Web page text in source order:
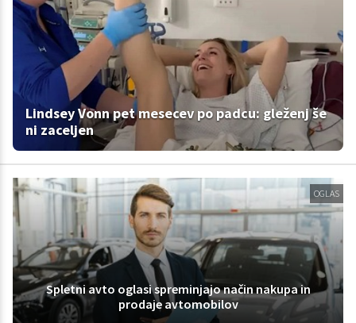
Lindsey Vonn pet mesecev po padcu: gleženj še
ni zaceljen
OGLAS
Spletni avto oglasi spreminjajo način nakupa in
prodaje avtomobilov